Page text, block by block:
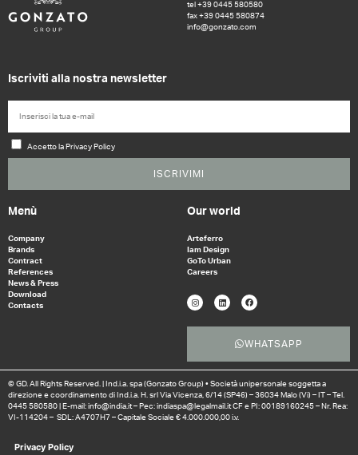
tel +39 0445 580580
fax +39 0445 580874
info@gonzato.com
Iscriviti alla nostra newsletter
Accetto la Privacy Policy
ISCRIVIMI
Menù
Company
Brands
Contract
References
News & Press
Download
Contacts
Our world
Arteferro
Iam Design
GoTo Urban
Careers
WHATSAPP
© GD. All Rights Reserved. | Ind.i.a. spa (Gonzato Group) • Società unipersonale soggetta a
direzione e coordinamento di Ind.i.a. H. srl Via Vicenza, 6/14 (SP46) – 36034 Malo (Vi) – IT – Tel.
0445 580580 | E-mail: info@india.it – Pec: indiaspa@legalmail.it CF e PI: 00189160245 – Nr. Rea:
VI-114204 – SDL: A4707H7 – Capitale Sociale € 4.000.000,00 i.v.
Privacy Policy